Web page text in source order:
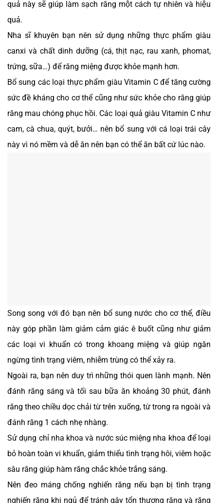
quả này sẽ giúp làm sạch răng một cách tự nhiên và hiệu
quả.
Nha sĩ khuyên bạn nên sử dụng những thực phẩm giàu
canxi và chất dinh dưỡng (cá, thịt nạc, rau xanh, phomat,
trứng, sữa…) để răng miệng được khỏe mạnh hơn.
Bổ sung các loại thực phẩm giàu Vitamin C để tăng cường
sức đề kháng cho cơ thể cũng như sức khỏe cho răng giúp
răng mau chóng phục hồi. Các loại quả giàu Vitamin C như
cam, cà chua, quýt, bưởi… nên bổ sung với cá loại trái cây
này vì nó mềm và dễ ăn nên bạn có thể ăn bất cứ lúc nào.
Song song với đó bạn nên bổ sung nước cho cơ thể, điều
này góp phần làm giảm cảm giác ê buốt cũng như giảm
các loại vi khuẩn có trong khoang miệng và giúp ngăn
ngừng tình trạng viêm, nhiễm trùng có thể xảy ra.
Ngoài ra, bạn nên duy trì những thói quen lành mạnh. Nên
đánh răng sáng và tối sau bữa ăn khoảng 30 phút, đánh
răng theo chiều dọc chải từ trên xuống, từ trong ra ngoài và
đánh răng 1 cách nhẹ nhàng.
Sử dụng chỉ nha khoa và nước súc miệng nha khoa để loại
bỏ hoàn toàn vi khuẩn, giảm thiểu tình trạng hôi, viêm hoặc
sâu răng giúp hàm răng chắc khỏe trắng sáng.
Nên đeo máng chống nghiến răng nếu bạn bị tình trạng
nghiến răng khi ngủ để tránh gây tổn thương răng và răng